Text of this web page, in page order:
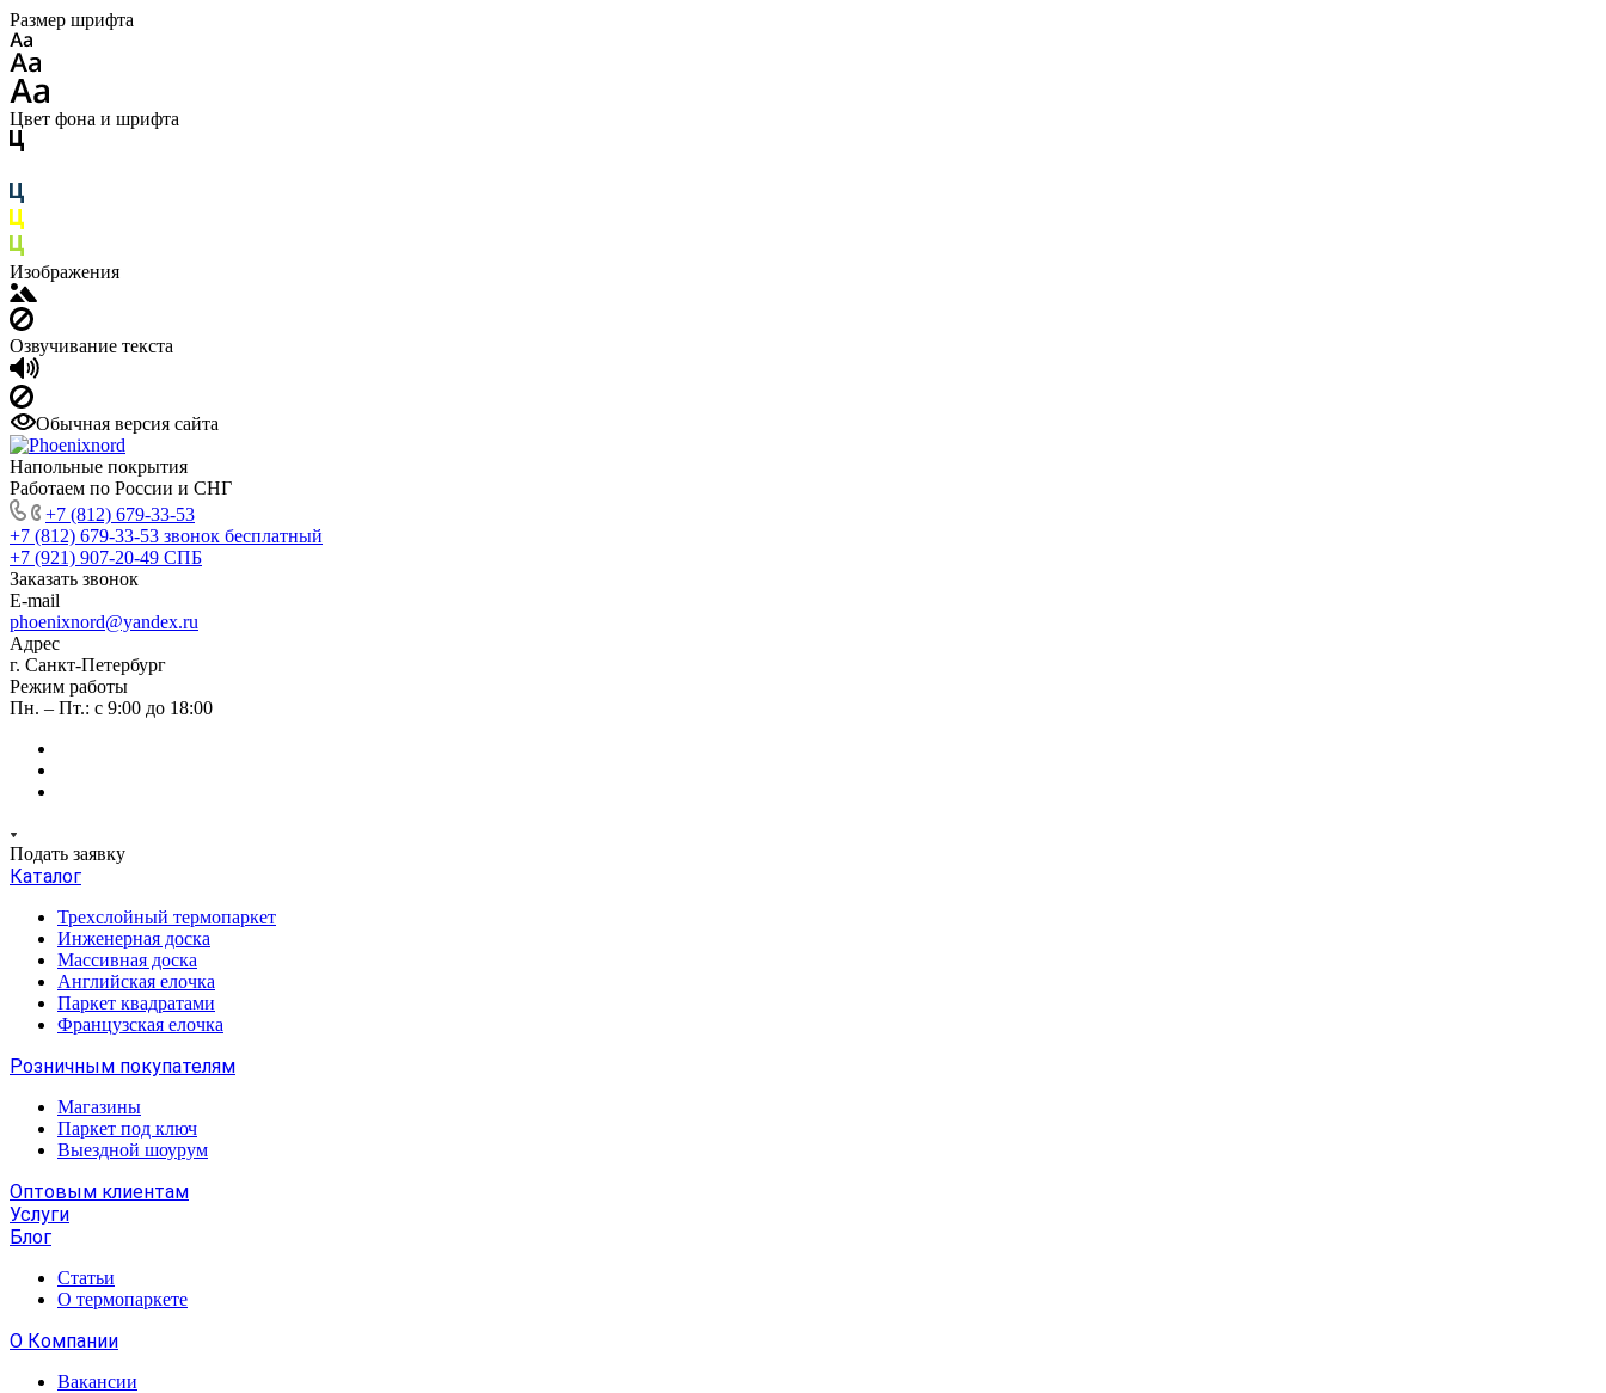
Размер шрифта
Цвет фона и шрифта
Изображения
Озвучивание текста
Обычная версия сайта
Напольные покрытия
Работаем по России и СНГ
+7 (812) 679-33-53
+7 (812) 679-33-53 звонок бесплатный
+7 (921) 907-20-49 СПБ
Заказать звонок
E-mail
phoenixnord@yandex.ru
Адрес
г. Санкт-Петербург
Режим работы
Пн. – Пт.: с 9:00 до 18:00
Подать заявку
Каталог
Трехслойный термопаркет
Инженерная доска
Массивная доска
Английская елочка
Паркет квадратами
Французская елочка
Розничным покупателям
Магазины
Паркет под ключ
Выездной шоурум
Оптовым клиентам
Услуги
Блог
Статьи
О термопаркете
О Компании
Вакансии